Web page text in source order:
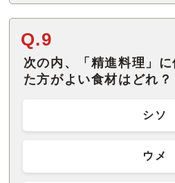
Q.9
次の内、「精進料理」
た方がよい食材はどれ？
シソ
ウメ